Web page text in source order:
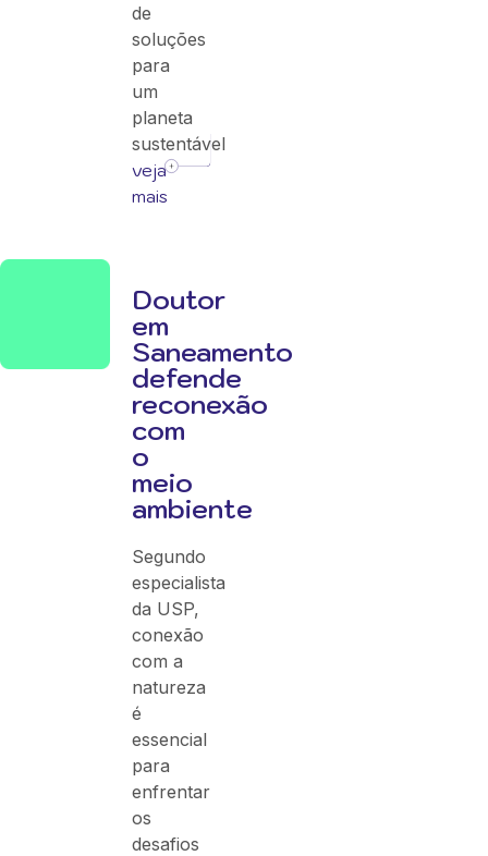
de
soluções
para
um
planeta
sustentável
veja
mais
Doutor
em
Saneamento
defende
reconexão
com
o
meio
ambiente
Segundo
especialista
da USP,
conexão
com a
natureza
é
essencial
para
enfrentar
os
desafios